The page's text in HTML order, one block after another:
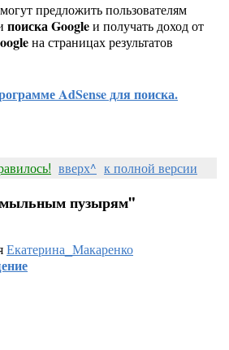
предложить пользователям
поиска Googleи получать доход от
на страницах результатов
AdSense для поиска.
вверх^ к полной версии
пузырям"
Екатерина_Макаренко